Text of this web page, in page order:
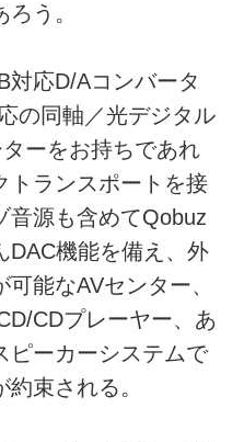
う。
応D/Aコンバータ
の同軸／光デジタル
ーをお持ちであれ
トランスポートを接
音源も含めてQobuz
DAC機能を備え、外
能なAVセンター、
CDプレーヤー、あ
ピーカーシステムで
束される。